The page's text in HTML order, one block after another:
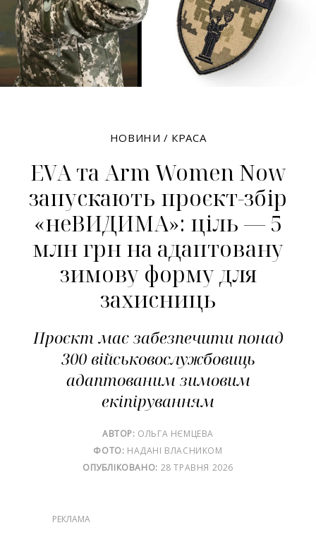
НОВИНИ / КРАСА
EVA та Arm Women Now
запускають проєкт-збір
«неВИДИМА»: ціль — 5
млн грн на адаптовану
зимову форму для
захисниць
Проєкт має забезпечити понад
300 військовослужбовиць
адаптованим зимовим
екіпіруванням
АВТОР: ОЛЬГА НЄМЦЕВА
ФОТО: НАДАНІ ВЛАСНИКОМ
ОПУБЛІКОВАНО: 28 ТРАВНЯ 2026